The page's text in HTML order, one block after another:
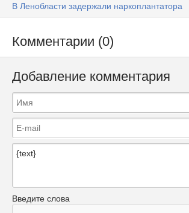
В Ленобласти задержали наркоплантатора
Комментарии (0)
Добавление комментария
Введите слова